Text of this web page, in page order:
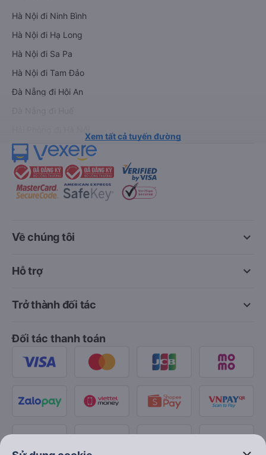
Hà Nội đi Ninh Bình
Hà Nội đi Hạ Long
Hà Nội đi Sa Pa
Hà Nội đi Tam Đảo
Đà Nẵng đi Hội An
Xem tất cả tuyến đường
keyboard_arrow_down
Về chúng tôi
keyboard_arrow_down
Hỗ trợ
keyboard_arrow_down
Trở thành đối tác
Đối tác thanh toán